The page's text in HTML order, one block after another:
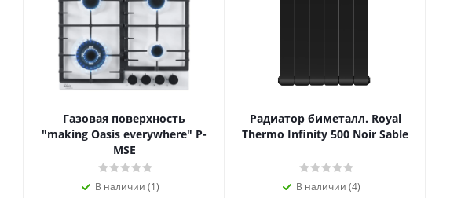
Газовая поверхность
"making Oasis everywhere" P-
MSE
В наличии (1)
Радиатор биметалл. Royal
Thermo Infinity 500 Noir Sable
В наличии (4)